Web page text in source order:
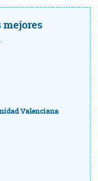
mejores
Valenciana